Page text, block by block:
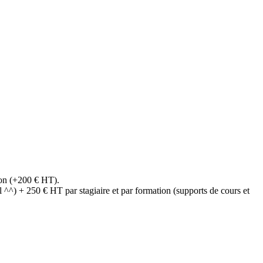
(+200 € HT).
+ 250 € HT par stagiaire et par formation (supports de cours et